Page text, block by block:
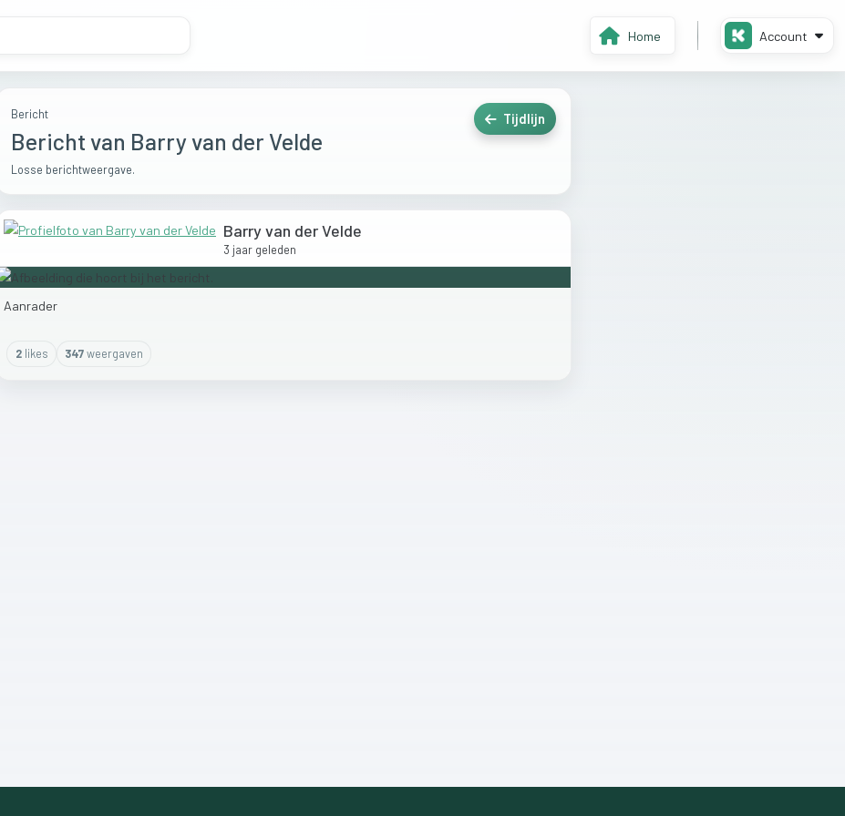
Home Account
Bericht
Bericht van Barry van der Velde
Losse berichtweergave.
Tijdlijn
Barry van der Velde
3 jaar geleden
Aanrader
2likes 347weergaven